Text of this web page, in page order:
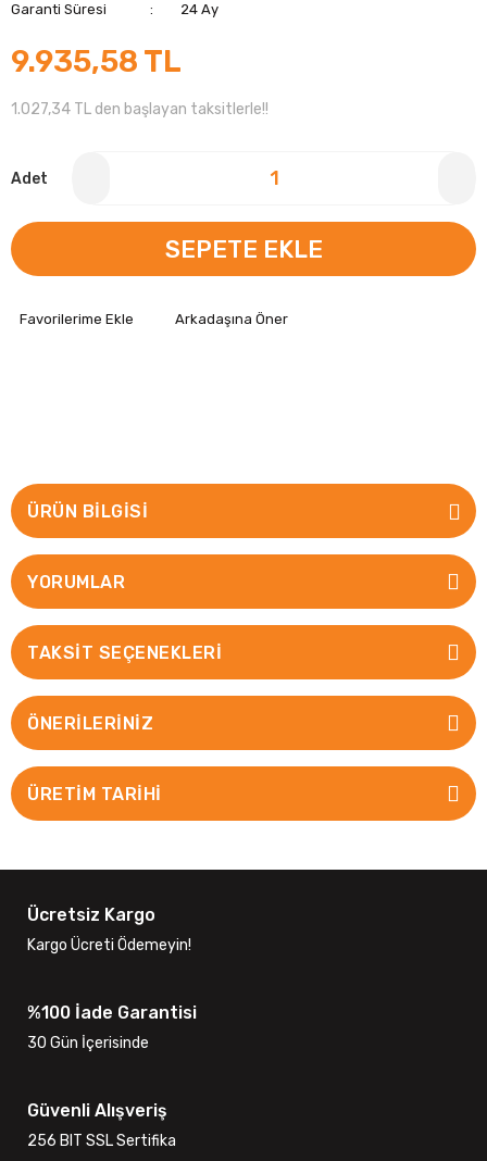
Garanti Süresi
24 Ay
9.935,58 TL
1.027,34 TL den başlayan taksitlerle!!
Adet
SEPETE EKLE
Arkadaşına Öner
ÜRÜN BILGISI
YORUMLAR
TAKSIT SEÇENEKLERI
ÖNERILERINIZ
ÜRETİM TARİHİ
Ücretsiz Kargo
Kargo Ücreti Ödemeyin!
%100 İade Garantisi
30 Gün İçerisinde
Güvenli Alışveriş
256 BIT SSL Sertifika